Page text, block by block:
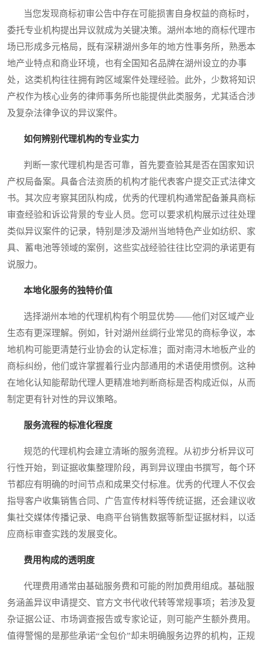
当您发现商标初审公告中存在可能损害自身权益的商标时，
委托专业机构提出异议就成为关键决策。湖州本地的商标代理市
场已形成多元格局，既有深耕湖州多年的地方性事务所，熟悉本
地产业特点和商业环境，也有全国知名品牌在湖州设立的办事
处，这类机构往往拥有跨区域案件处理经验。此外，少数将知识
产权作为核心业务的律师事务所也能提供此类服务，尤其适合涉
及复杂法律争议的异议案件。
如何辨别代理机构的专业实力
判断一家代理机构是否可靠，首先要查验其是否在国家知识
产权局备案。具备合法资质的机构才能代表客户提交正式法律文
书。其次应考察其团队构成，优秀的代理机构通常配备兼具商标
审查经验和诉讼背景的专业人员。您可以要求机构展示过往处理
类似异议案件的记录，特别是涉及湖州当地特色产业如纺织、家
具、蓄电池等领域的案例，这些实战经验往往比空洞的承诺更有
说服力。
本地化服务的独特价值
选择湖州本地的代理机构有个明显优势——他们对区域产业
生态有更深理解。例如，针对湖州丝绸行业常见的商标争议，本
地机构可能更清楚行业协会的认定标准；面对南浔木地板产业的
商标纠纷，他们或许掌握着行业内部通用的术语使用惯例。这种
在地化认知能帮助代理人更精准地判断商标是否构成近似，从而
制定更有针对性的异议策略。
服务流程的标准化程度
规范的代理机构会建立清晰的服务流程。从初步分析异议可
行性开始，到证据收集整理阶段，再到异议理由书撰写，每个环
节都应有明确的时间节点和成果交付标准。优秀的代理人不仅会
指导客户收集销售合同、广告宣传材料等传统证据，还会建议收
集社交媒体传播记录、电商平台销售数据等新型证据材料，以适
应商标审查实践的发展变化。
费用构成的透明度
代理费用通常由基础服务费和可能的附加费用组成。基础服
务涵盖异议申请提交、官方文书代收代转等常规事项；若涉及复
杂证据公证、市场调查报告或专家论证，则可能产生额外费用。
值得警惕的是那些承诺“全包价”却未明确服务边界的机构，正规